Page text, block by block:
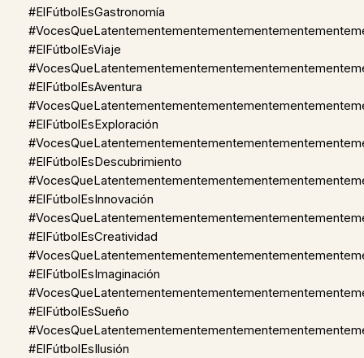
#ElFútbolEsGastronomía
#ElFútbolEsViaje
#ElFútbolEsAventura
#ElFútbolEsExploración
#ElFútbolEsDescubrimiento
#ElFútbolEsInnovación
#ElFútbolEsCreatividad
#ElFútbolEsImaginación
#ElFútbolEsSueño
#ElFútbolEsIlusión